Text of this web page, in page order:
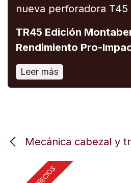
nueva perforadora T45
TR45 Edición
Rendimiento Pro-
Leer más
Mecánica cabezal y